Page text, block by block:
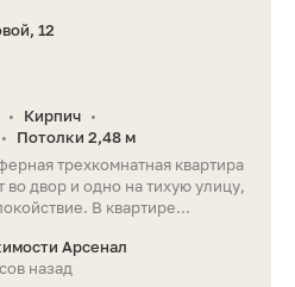
12
• Кирпич •
•
Потолки 2,48 м
трехкомнатная квартира
двор и одно на тихую улицу,
В квартире...
Арсенал
назад